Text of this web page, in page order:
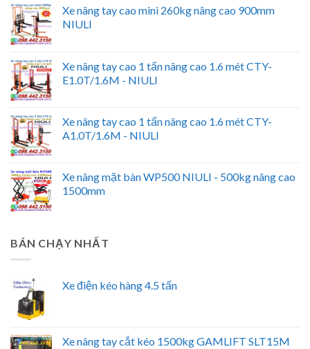
Xe nâng tay cao mini 260kg nâng cao 900mm
NIULI
Xe nâng tay cao 1 tấn nâng cao 1.6 mét CTY-
E1.0T/1.6M - NIULI
Xe nâng tay cao 1 tấn nâng cao 1.6 mét CTY-
A1.0T/1.6M - NIULI
Xe nâng mặt bàn WP500 NIULI - 500kg nâng cao
1500mm
BÁN CHẠY NHẤT
Xe điện kéo hàng 4.5 tấn
Xe nâng tay cắt kéo 1500kg GAMLIFT SLT15M